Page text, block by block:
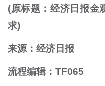
(原标题：经济日报金
求)
来源：经济日报
流程编辑：TF065